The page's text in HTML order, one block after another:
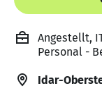
Angestellt,
Personal -
Idar-